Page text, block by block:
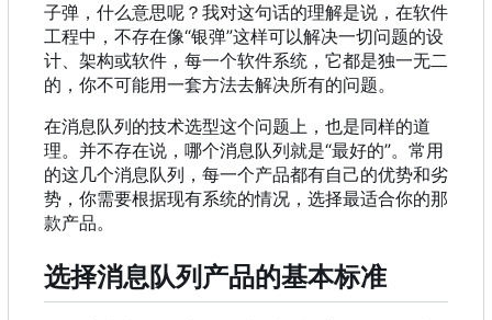
子弹，什么意思呢？我对这句话的理解是说，在软件
工程中，不存在像“银弹”这样可以解决一切问题的设
计、架构或软件，每一个软件系统，它都是独一无二
的，你不可能用一套方法去解决所有的问题。
在消息队列的技术选型这个问题上，也是同样的道
理。并不存在说，哪个消息队列就是“最好的”。常用
的这几个消息队列，每一个产品都有自己的优势和劣
势，你需要根据现有系统的情况，选择最适合你的那
款产品。
选择消息队列产品的基本标准